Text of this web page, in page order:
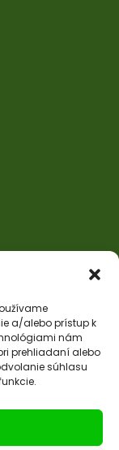
a/alebo prístup k
nám
prehliadaní alebo
súhlasu
040 01